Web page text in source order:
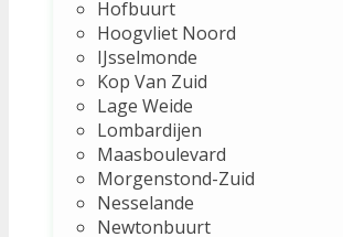
Hofbuurt
Hoogvliet Noord
IJsselmonde
Kop Van Zuid
Lage Weide
Lombardijen
Maasboulevard
Morgenstond-Zuid
Nesselande
Newtonbuurt